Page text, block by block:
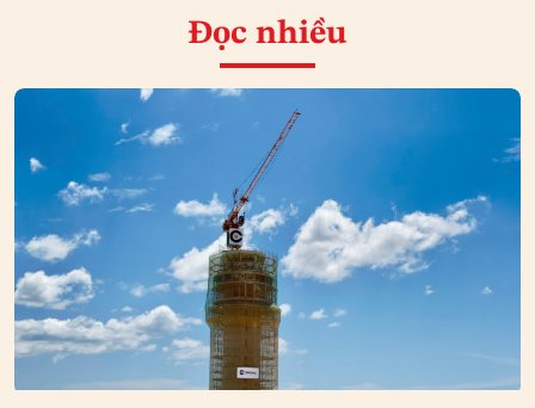
Đọc nhiều